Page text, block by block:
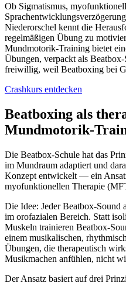
Ob Sigmatismus,
Niederorschel kennt die
regelmäßigen Übung zu
Mundmotorik-Training bietet
Übungen, verpackt als
freiwillig, weil Beatboxing bei
Crashkurs entdecken
Beatboxing als
Mundmotorik-
Die Beatbox-Schule hat das
im Mundraum adaptiert und
Konzept entwickelt — ein
myofunktionellen Therapie
Die Idee: Jeder Beatbox-Sound
im orofazialen Bereich. Statt
Muskeln trainieren Beatbox-
einem musikalischen,
Übungen, die therapeutisch
Musikmachen anfühlen, nicht
Der Ansatz basiert auf drei